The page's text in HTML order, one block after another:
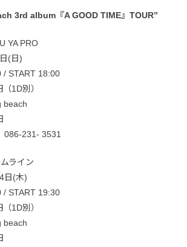
3rd album『A GOOD TIME』TOUR”
YA PRO
(日)
/ START 18:00
1D別）
beach
231- 3531
ライン
日(木)
/ START 19:30
1D別）
beach